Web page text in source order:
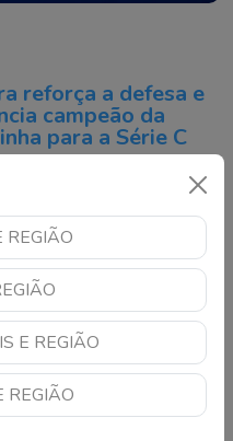
REGIÃO
E REGIÃO
REGIÃO
reforça a defesa e
campeão da
para a Série C
lendo
surpreende e
o maior IDEB
da rede
bate recorde de